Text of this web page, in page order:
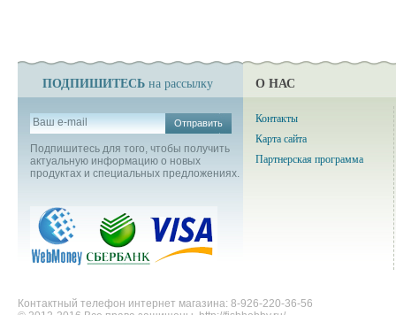
ПОДПИШИТЕСЬ на рассылку
Отправить
Подпишитесь для того, чтобы получить
актуальную информацию о новых
продуктах и специальных предложениях.
О НАС
Контакты
Карта сайта
Партнерская программа
Контактный телефон интернет магазина: 8-926-220-36-56